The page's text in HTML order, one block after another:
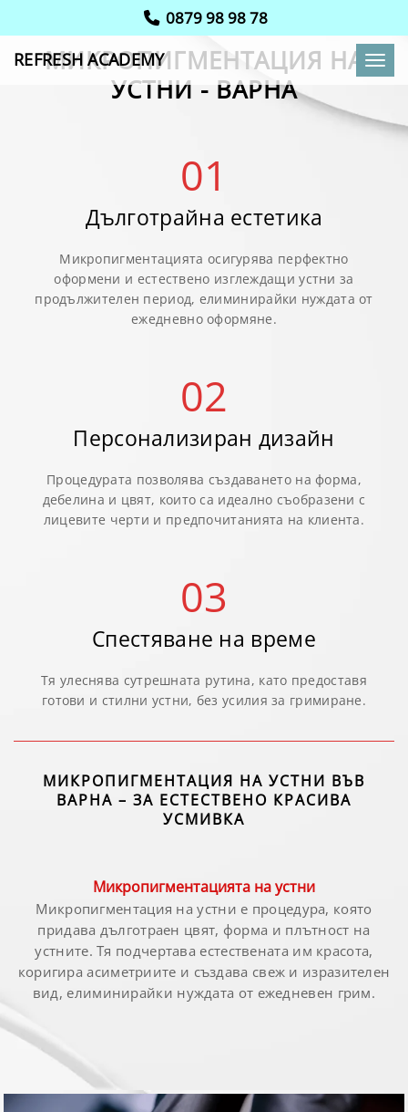
0879 98 98 78
REFRESH ACADEMY
МИКРОПИГМЕНТАЦИЯ НА
УСТНИ - ВАРНА
01
Дълготрайна естетика
Микропигментацията осигурява перфектно
оформени и естествено изглеждащи устни за
продължителен период, елиминирайки нуждата от
ежедневно оформяне.
02
Персонализиран дизайн
Процедурата позволява създаването на форма,
дебелина и цвят, които са идеално съобразени с
лицевите черти и предпочитанията на клиента.
03
Спестяване на време
Тя улеснява сутрешната рутина, като предоставя
готови и стилни устни, без усилия за гримиране.
МИКРОПИГМЕНТАЦИЯ НА УСТНИ ВЪВ
ВАРНА – ЗА ЕСТЕСТВЕНО КРАСИВА
УСМИВКА
Микропигментацията на устни
Микропигментация на устни е процедура, която
придава дълготраен цвят, форма и плътност на
устните. Тя подчертава естествената им красота,
коригира асиметриите и създава свеж и изразителен
вид, елиминирайки нуждата от ежедневен грим.